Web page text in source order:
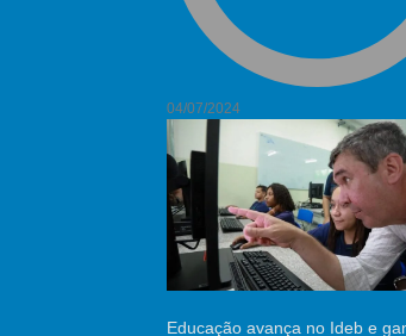
04/07/2024
Educação avança no Ideb e